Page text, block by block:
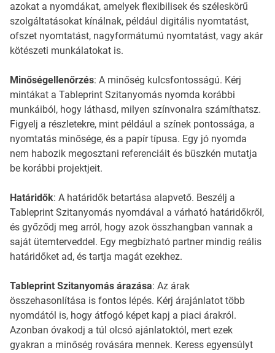
azokat a nyomdákat, amelyek flexibilisek és széleskörű
szolgáltatásokat kínálnak, például digitális nyomtatást,
ofszet nyomtatást, nagyformátumú nyomtatást, vagy akár
kötészeti munkálatokat is.
Minőségellenőrzés: A minőség kulcsfontosságú. Kérj
mintákat a Tableprint Szitanyomás nyomda korábbi
munkáiból, hogy láthasd, milyen színvonalra számíthatsz.
Figyelj a részletekre, mint például a színek pontossága, a
nyomtatás minősége, és a papír típusa. Egy jó nyomda
nem habozik megosztani referenciáit és büszkén mutatja
be korábbi projektjeit.
Határidők: A határidők betartása alapvető. Beszélj a
Tableprint Szitanyomás nyomdával a várható határidőkről,
és győződj meg arról, hogy azok összhangban vannak a
saját ütemterveddel. Egy megbízható partner mindig reális
határidőket ad, és tartja magát ezekhez.
Tableprint Szitanyomás árazása: Az árak
összehasonlítása is fontos lépés. Kérj árajánlatot több
nyomdától is, hogy átfogó képet kapj a piaci árakról.
Azonban óvakodj a túl olcsó ajánlatoktól, mert ezek
gyakran a minőség rovására mennek. Keress egyensúlyt